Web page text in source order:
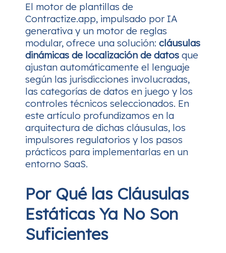
El motor de plantillas de
Contractize.app, impulsado por IA
generativa y un motor de reglas
modular, ofrece una solución: cláusulas
dinámicas de localización de datos que
ajustan automáticamente el lenguaje
según las jurisdicciones involucradas,
las categorías de datos en juego y los
controles técnicos seleccionados. En
este artículo profundizamos en la
arquitectura de dichas cláusulas, los
impulsores regulatorios y los pasos
prácticos para implementarlas en un
entorno SaaS.
Por Qué las Cláusulas
Estáticas Ya No Son
Suficientes